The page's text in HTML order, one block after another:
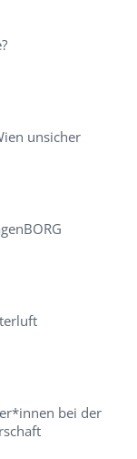
unsicher
bei der